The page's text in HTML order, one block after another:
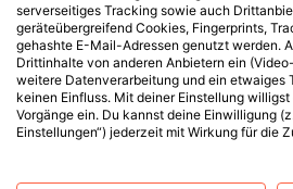
serverseitiges Tracking sowie auch
geräteübergreifend Cookies, Fingerprints,
gehashte E-Mail-Adressen genutzt werden.
Drittinhalte von anderen Anbietern ein
weitere Datenverarbeitung und ein etwaiges
keinen Einfluss. Mit deiner Einstellung
Vorgänge ein. Du kannst deine Einwilligung
Einstellungen“) jederzeit mit Wirkung für die